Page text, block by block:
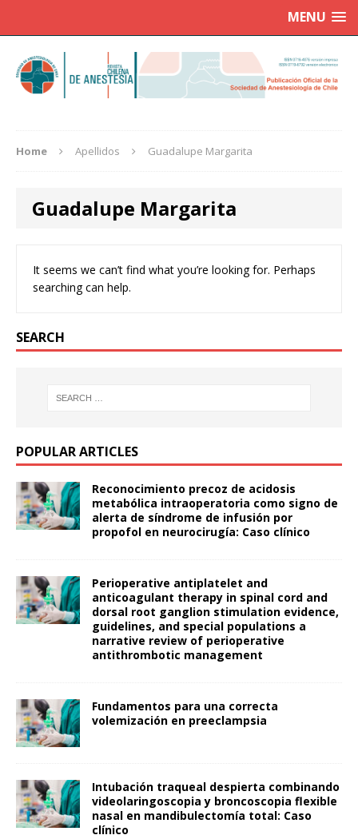
MENU
Home Apellidos Guadalupe Margarita
Guadalupe Margarita
It seems we can’t find what you’re looking for. Perhaps
searching can help.
SEARCH
POPULAR ARTICLES
Reconocimiento precoz de acidosis
metabólica intraoperatoria como signo de
alerta de síndrome de infusión por
propofol en neurocirugía: Caso clínico
Perioperative antiplatelet and
anticoagulant therapy in spinal cord and
dorsal root ganglion stimulation evidence,
guidelines, and special populations a
narrative review of perioperative
antithrombotic management
Fundamentos para una correcta
volemización en preeclampsia
Intubación traqueal despierta combinando
videolaringoscopia y broncoscopia flexible
nasal en mandibulectomía total: Caso
clínico